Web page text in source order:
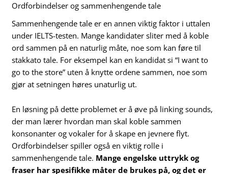
Ordforbindelser og sammenhengende tale
Sammenhengende tale er en annen viktig faktor i uttalen
under IELTS-testen. Mange kandidater sliter med å koble
ord sammen på en naturlig måte, noe som kan føre til
stakkato tale. For eksempel kan en kandidat si “I want to
go to the store” uten å knytte ordene sammen, noe som
gjør at setningen høres unaturlig ut.
En løsning på dette problemet er å øve på linking sounds,
der man lærer hvordan man skal koble sammen
konsonanter og vokaler for å skape en jevnere flyt.
Ordforbindelser spiller også en viktig rolle i
sammenhengende tale. Mange engelske uttrykk og
fraser har spesifikke måter de brukes på, og det er